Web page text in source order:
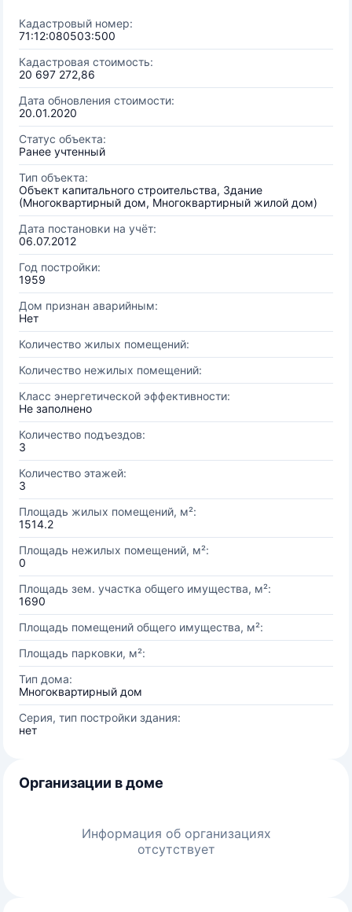
Кадастровый номер:
71:12:080503:500
Кадастровая стоимость:
20 697 272,86
Дата обновления стоимости:
20.01.2020
Статус объекта:
Ранее учтенный
Тип объекта:
Объект капитального строительства, Здание
(Многоквартирный дом, Многоквартирный жилой дом)
Дата постановки на учёт:
06.07.2012
Год постройки:
1959
Дом признан аварийным:
Нет
Количество жилых помещений:
Количество нежилых помещений:
Класс энергетической эффективности:
Не заполнено
Количество подъездов:
3
Количество этажей:
3
Площадь жилых помещений, м²:
1514.2
Площадь нежилых помещений, м²:
0
Площадь зем. участка общего имущества, м²:
1690
Площадь помещений общего имущества, м²:
Площадь парковки, м²:
Тип дома:
Многоквартирный дом
Серия, тип постройки здания:
нет
Организации в доме
Информация об организациях
отсутствует